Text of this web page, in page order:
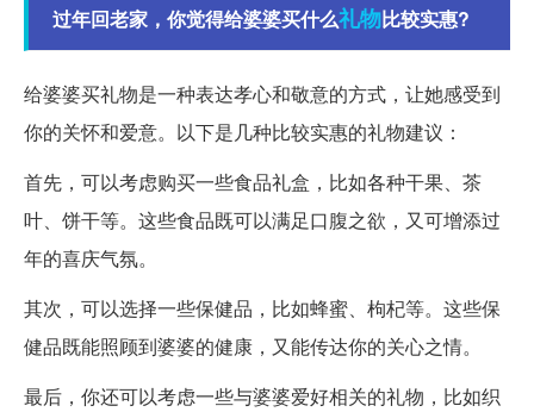
过年回老家，你觉得给婆婆买什么礼物比较实惠?
给婆婆买礼物是一种表达孝心和敬意的方式，让她感受到
你的关怀和爱意。以下是几种比较实惠的礼物建议：
首先，可以考虑购买一些食品礼盒，比如各种干果、茶
叶、饼干等。这些食品既可以满足口腹之欲，又可增添过
年的喜庆气氛。
其次，可以选择一些保健品，比如蜂蜜、枸杞等。这些保
健品既能照顾到婆婆的健康，又能传达你的关心之情。
最后，你还可以考虑一些与婆婆爱好相关的礼物，比如织